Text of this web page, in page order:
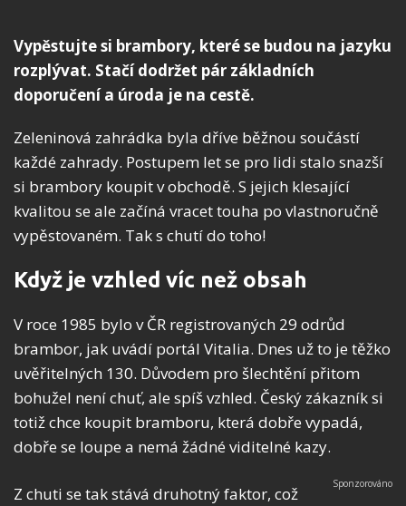
Vypěstujte si brambory, které se budou na jazyku
rozplývat. Stačí dodržet pár základních
doporučení a úroda je na cestě.
Zeleninová zahrádka byla dříve běžnou součástí
každé zahrady. Postupem let se pro lidi stalo snazší
si brambory koupit v obchodě. S jejich klesající
kvalitou se ale začíná vracet touha po vlastnoručně
vypěstovaném. Tak s chutí do toho!
Když je vzhled víc než obsah
V roce 1985 bylo v ČR registrovaných 29 odrůd
brambor, jak uvádí portál Vitalia. Dnes už to je těžko
uvěřitelných 130. Důvodem pro šlechtění přitom
bohužel není chuť, ale spíš vzhled. Český zákazník si
totiž chce koupit bramboru, která dobře vypadá,
dobře se loupe a nemá žádné viditelné kazy.
Z chuti se tak stává druhotný faktor, což